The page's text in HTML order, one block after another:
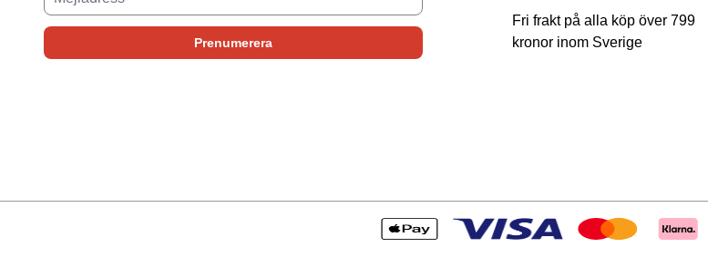
Fri frakt på alla köp över 799
kronor inom Sverige